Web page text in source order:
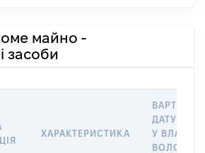
майно -
засоби
ХАРАКТЕРИСТИКА
ВАРТІСТЬ
ДАТУ
У